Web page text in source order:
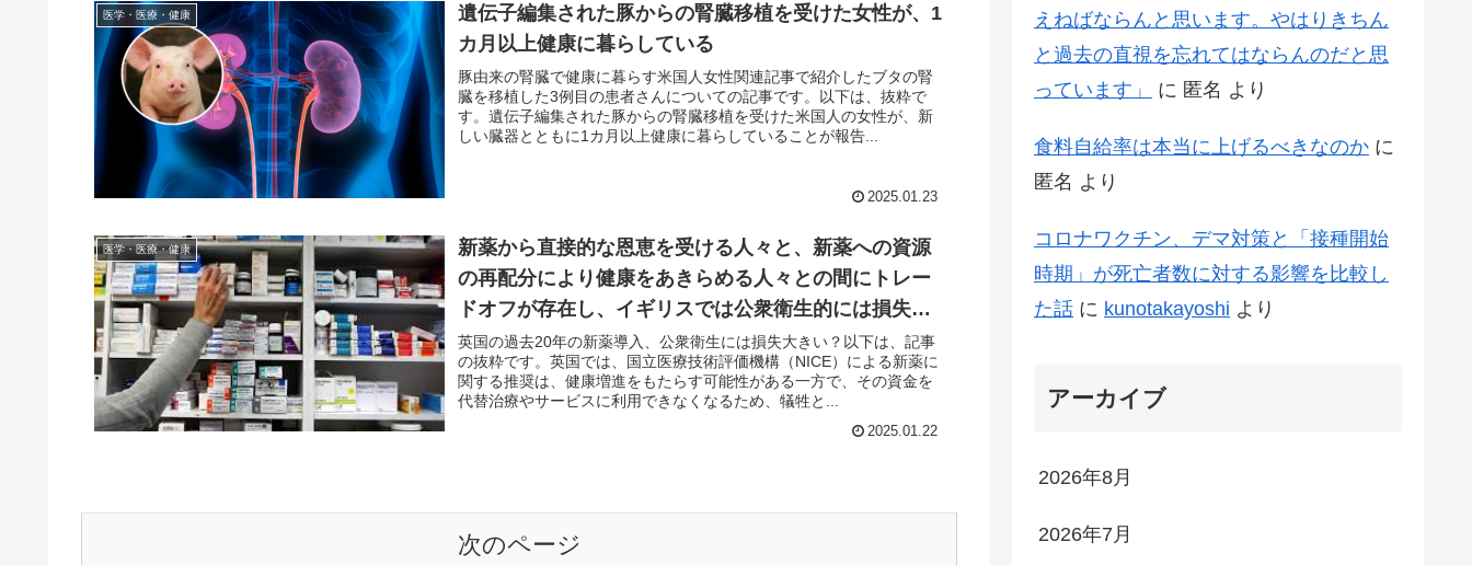
医学・医療・健康
遺伝子編集された豚からの腎臓移植を受けた女性が、1
カ月以上健康に暮らしている
豚由来の腎臓で健康に暮らす米国人女性関連記事で紹介したブタの腎
臓を移植した3例目の患者さんについての記事です。以下は、抜粋で
す。遺伝子編集された豚からの腎臓移植を受けた米国人の女性が、新
しい臓器とともに1カ月以上健康に暮らしていることが報告...
2025.01.23
医学・医療・健康
新薬から直接的な恩恵を受ける人々と、新薬への資源
の再配分により健康をあきらめる人々との間にトレー
ドオフが存在し、イギリスでは公衆衛生的には損失の
方が大きい
英国の過去20年の新薬導入、公衆衛生には損失大きい？以下は、記事
の抜粋です。英国では、国立医療技術評価機構（NICE）による新薬に
関する推奨は、健康増進をもたらす可能性がある一方で、その資金を
代替治療やサービスに利用できなくなるため、犠牲と...
2025.01.22
次のページ
えねばならんと思います。やはりきちん
と過去の直視を忘れてはならんのだと思
っています」
に 匿名 より
食料自給率は本当に上げるべきなのか に
匿名 より
コロナワクチン、デマ対策と「接種開始
時期」が死亡者数に対する影響を比較し
た話 に kunotakayoshi より
アーカイブ
2026年8月
2026年7月